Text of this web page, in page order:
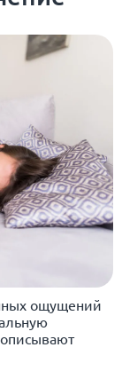
ощущений